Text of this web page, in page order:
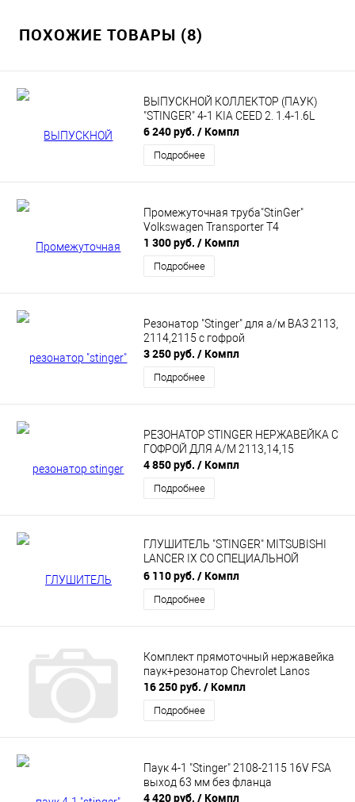
ПОХОЖИЕ ТОВАРЫ (8)
ВЫПУСКНОЙ КОЛЛЕКТОР (ПАУК)
"STINGER" 4-1 KIA CEED 2. 1.4-1.6L
6 240 руб. / Компл
Подробнее
Промежуточная труба"StinGer"
Volkswagen Transporter T4
1 300 руб. / Компл
Подробнее
Резонатор "Stinger" для а/м ВАЗ 2113,
2114,2115 с гофрой
3 250 руб. / Компл
Подробнее
РЕЗОНАТОР STINGER НЕРЖАВЕЙКА С
ГОФРОЙ ДЛЯ А/М 2113,14,15
4 850 руб. / Компл
Подробнее
ГЛУШИТЕЛЬ "STINGER" MITSUBISHI
LANCER IX СО СПЕЦИАЛЬНОЙ
НАБИВКОЙ
6 110 руб. / Компл
Подробнее
Комплект прямоточный нержавейка
паук+резонатор Chevrolet Lanos
16 250 руб. / Компл
Подробнее
Паук 4-1 "Stinger" 2108-2115 16V FSA
выход 63 мм без фланца
4 420 руб. / Компл